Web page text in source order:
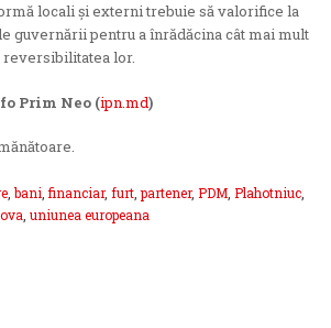
locali și externi trebuie să valorifice la
guvernării pentru a înrădăcina cât mai mult
lor.
Prim Neo (ipn.md)
,bani ,financiar, furt,partener, PDM, Plahotniuc,
uniunea europeana